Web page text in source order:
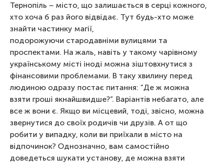
Тернопіль – місто, що залишається в серці кожного,
хто хоча б раз його відвідає. Тут будь-хто може
знайти частинку магії,
подорожуючи стародавніми вулицями та
проспектами. На жаль, навіть у такому чарівному
українському місті іноді можна зіштовхнутися з
фінансовими проблемами. В таку хвилину перед
людиною одразу постає питання: “Де ж можна
взяти гроші якнайшвидше?”. Варіантів небагато, але
все ж вони є. Якщо ви місцевий, тоді, звісно, можна
звернутися до своїх родичів чи друзів. А от що
робити у випадку, коли ви приїхали в місто на
відпочинок? Однозначно, вам самостійно
доведеться шукати установу, де можна взяти